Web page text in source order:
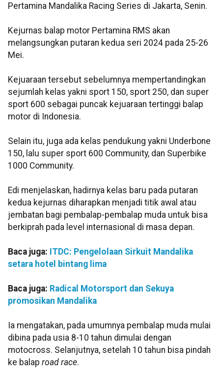
Pertamina Mandalika Racing Series di Jakarta, Senin.
Kejurnas balap motor Pertamina RMS akan
melangsungkan putaran kedua seri 2024 pada 25-26
Mei.
Kejuaraan tersebut sebelumnya mempertandingkan
sejumlah kelas yakni sport 150, sport 250, dan super
sport 600 sebagai puncak kejuaraan tertinggi balap
motor di Indonesia.
Selain itu, juga ada kelas pendukung yakni Underbone
150, lalu super sport 600 Community, dan Superbike
1000 Community.
Edi menjelaskan, hadirnya kelas baru pada putaran
kedua kejurnas diharapkan menjadi titik awal atau
jembatan bagi pembalap-pembalap muda untuk bisa
berkiprah pada level internasional di masa depan.
Baca juga: ITDC: Pengelolaan Sirkuit Mandalika
setara hotel bintang lima
Baca juga: Radical Motorsport dan Sekuya
promosikan Mandalika
Ia mengatakan, pada umumnya pembalap muda mulai
dibina pada usia 8-10 tahun dimulai dengan
motocross. Selanjutnya, setelah 10 tahun bisa pindah
ke balap road race.